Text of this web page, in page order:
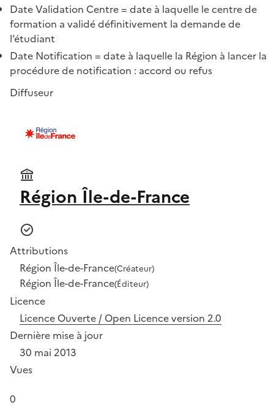
Date Validation Centre = date à laquelle le centre de
formation a validé définitivement la demande de
l’étudiant
Date Notification = date à laquelle la Région à lancer la
procédure de notification : accord ou refus
Diffuseur
Région Île-de-France
Attributions
Région Île-de-France(Créateur)
Région Île-de-France(Éditeur)
Licence
Licence Ouverte / Open Licence version 2.0
Dernière mise à jour
30 mai 2013
Vues
0